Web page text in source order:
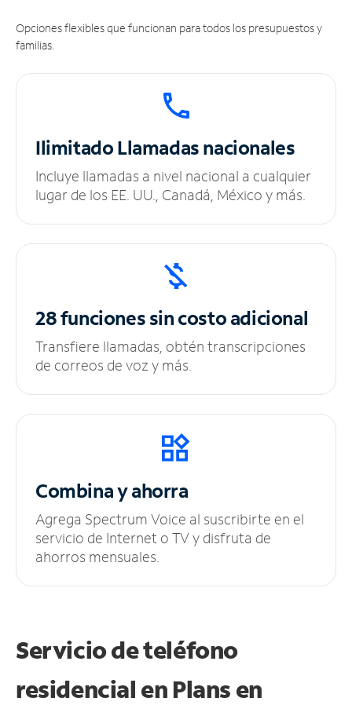
Opciones flexibles que funcionan para todos los presupuestos y
familias.
IlimitadoLlamadas nacionales
Incluye llamadas a nivel nacional a cualquier
lugar de los EE. UU., Canadá, México y más.
28 funciones sincosto adicional
Transfiere llamadas, obtén transcripciones
de correos de voz y más.
Combina y ahorra
Agrega Spectrum Voice al suscribirte en el
servicio de Internet o TV y disfruta de
ahorros mensuales.
Servicio de teléfono
residencial en Plans en